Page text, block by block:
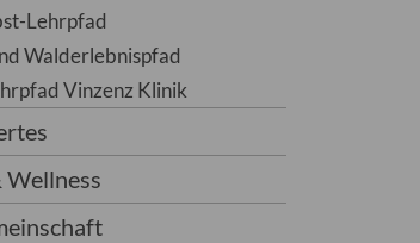
Lehrpfad
Walderlebnispfad
Vinzenz Klinik
Wellness